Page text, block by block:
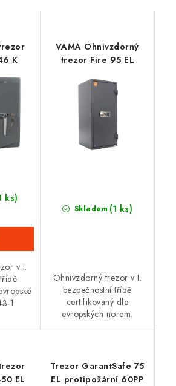
K
ks)
v I.
1.
VAMA Ohnivzdorný
trezor Fire 95 EL
Skladem (1 ks)
Ohnivzdorný trezor v I.
bezpečnostní třídě
certifikovaný dle
evropských norem.
EL
Trezor GarantSafe 75
EL protipožární 60PP